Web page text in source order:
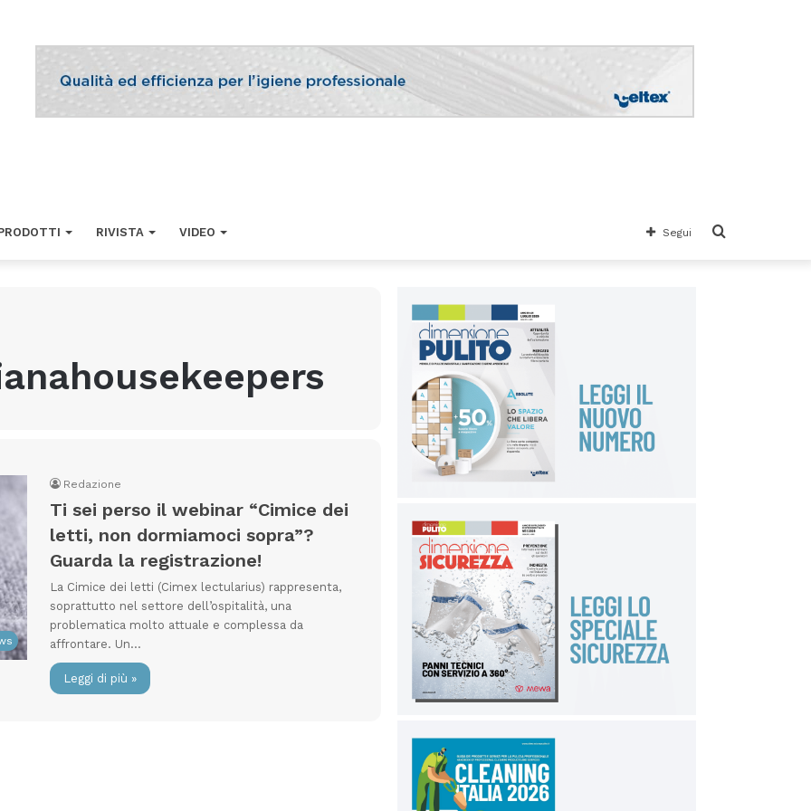
RIVISTA VIDEO Cerca
Segui
Redazione
Ti sei perso il webinar “Cimice dei
letti, non dormiamoci sopra”?
Guarda la registrazione!
La Cimice dei letti (Cimex lectularius) rappresenta,
soprattutto nel settore dell’ospitalità, una
problematica molto attuale e complessa da
affrontare. Un…
Leggi di più »